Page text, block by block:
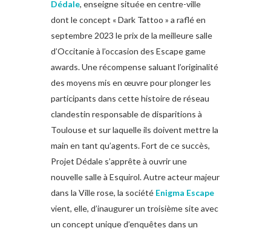
Dédale, enseigne située en centre-ville
dont le concept « Dark Tattoo » a raflé en
septembre 2023 le prix de la meilleure salle
d’Occitanie à l’occasion des Escape game
awards. Une récompense saluant l’originalité
des moyens mis en œuvre pour plonger les
participants dans cette histoire de réseau
clandestin responsable de disparitions à
Toulouse et sur laquelle ils doivent mettre la
main en tant qu’agents. Fort de ce succès,
Projet Dédale s’apprête à ouvrir une
nouvelle salle à Esquirol. Autre acteur majeur
dans la Ville rose, la société Enigma Escape
vient, elle, d’inaugurer un troisième site avec
un concept unique d’enquêtes dans un